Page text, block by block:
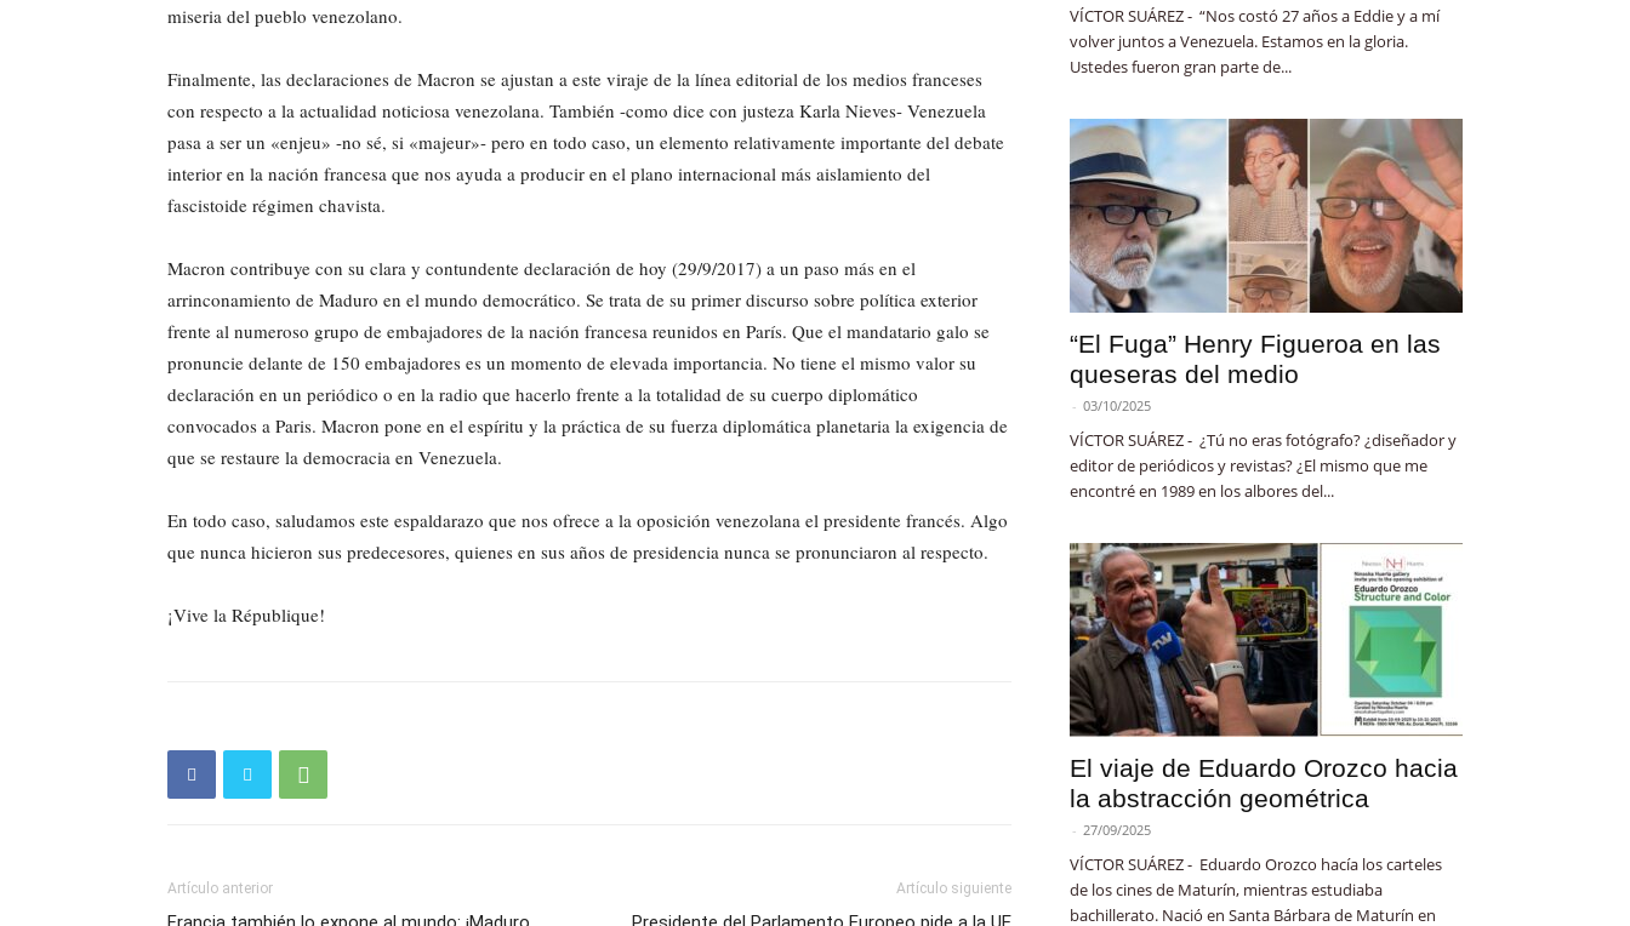
miseria del pueblo venezolano.
Finalmente, las declaraciones de Macron se ajustan a este viraje de la línea editorial de los medios franceses
con respecto a la actualidad noticiosa venezolana. También -como dice con justeza Karla Nieves- Venezuela
pasa a ser un «enjeu» -no sé, si «majeur»- pero en todo caso, un elemento relativamente importante del debate
interior en la nación francesa que nos ayuda a producir en el plano internacional más aislamiento del
fascistoide régimen chavista.
Macron contribuye con su clara y contundente declaración de hoy (29/9/2017) a un paso más en el
arrinconamiento de Maduro en el mundo democrático. Se trata de su primer discurso sobre política exterior
frente al numeroso grupo de embajadores de la nación francesa reunidos en París. Que el mandatario galo se
pronuncie delante de 150 embajadores es un momento de elevada importancia. No tiene el mismo valor su
declaración en un periódico o en la radio que hacerlo frente a la totalidad de su cuerpo diplomático
convocados a Paris. Macron pone en el espíritu y la práctica de su fuerza diplomática planetaria la exigencia de
que se restaure la democracia en Venezuela.
En todo caso, saludamos este espaldarazo que nos ofrece a la oposición venezolana el presidente francés. Algo
que nunca hicieron sus predecesores, quienes en sus años de presidencia nunca se pronunciaron al respecto.
¡Vive la République!
Artículo anterior Artículo siguiente
VÍCTOR SUÁREZ - “Nos costó 27 años a Eddie y a mí
volver juntos a Venezuela. Estamos en la gloria.
Ustedes fueron gran parte de...
“El Fuga” Henry Figueroa en las
queseras del medio
- 03/10/2025
VÍCTOR SUÁREZ - ¿Tú no eras fotógrafo? ¿diseñador y
editor de periódicos y revistas? ¿El mismo que me
encontré en 1989 en los albores del...
El viaje de Eduardo Orozco hacia
la abstracción geométrica
- 27/09/2025
VÍCTOR SUÁREZ - Eduardo Orozco hacía los carteles
de los cines de Maturín, mientras estudiaba
bachillerato. Nació en Santa Bárbara de Maturín en